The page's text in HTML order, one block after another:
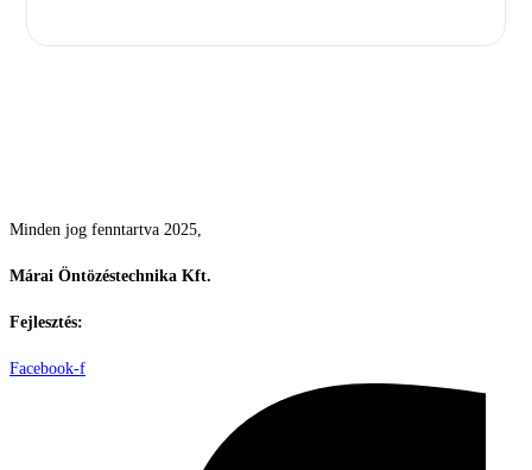
Minden jog fenntartva 2025,
Márai Öntözéstechnika Kft.
Fejlesztés:
Facebook-f